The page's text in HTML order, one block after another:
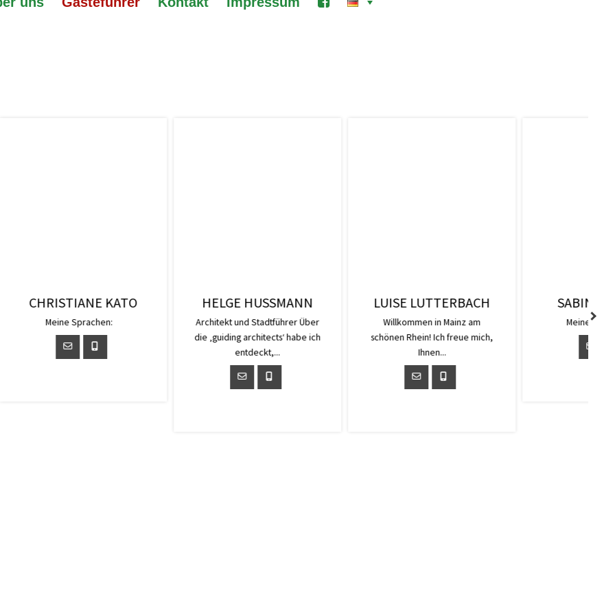
Über
habe ich
LUISE LUTTERBACH
Willkommen in Mainz am
schönen Rhein! Ich freue mich,
SABINE DEWALD
Meine Sprachen:
STEFAN FRENZ
Ich bin in Mainz geboren und
aufgewachsen – en echte...